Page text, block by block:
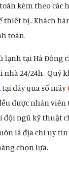
kèm theo các
thiết bị . Khách
toán.
lạnh tại Hà Đông
nhà 24/24h . Quý
tại đây qua số máy
được nhân viên
đội ngũ kỹ thuật
là địa chỉ uy tín
chọn lựa.